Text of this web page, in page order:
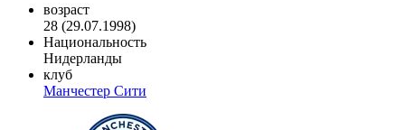
возраст
28 (29.07.1998)
Национальность
Нидерланды
клуб
Манчестер Сити